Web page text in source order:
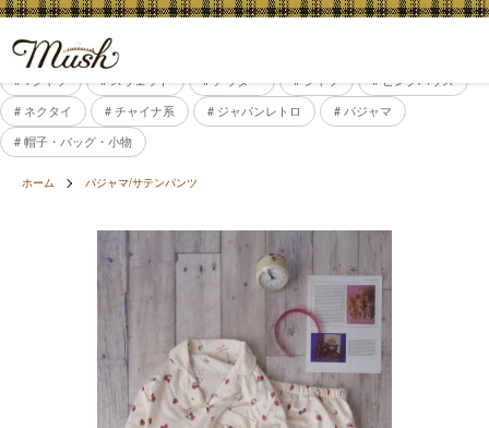
# Tシャツ # スウェット # アウター # シャツ
# ピンクハウス
# ネクタイ
# チャイナ系 # ジャパンレトロ
# パジャマ
# 帽子・バッグ・小物
ホーム パジャマ/サテンパンツ